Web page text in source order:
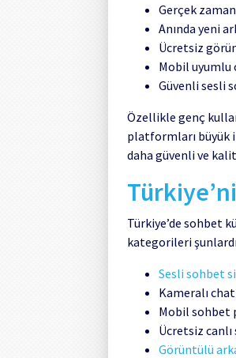
Gerçek
Anında yeni
Ücretsiz
Mobil
Güvenli sesli
Özellikle genç
platformları büyük
daha güvenli ve
Türkiye’de sohbet
kategorileri
Sesli sohbet
Kameralı
Mobil sohbet
Ücretsiz
Görüntülü